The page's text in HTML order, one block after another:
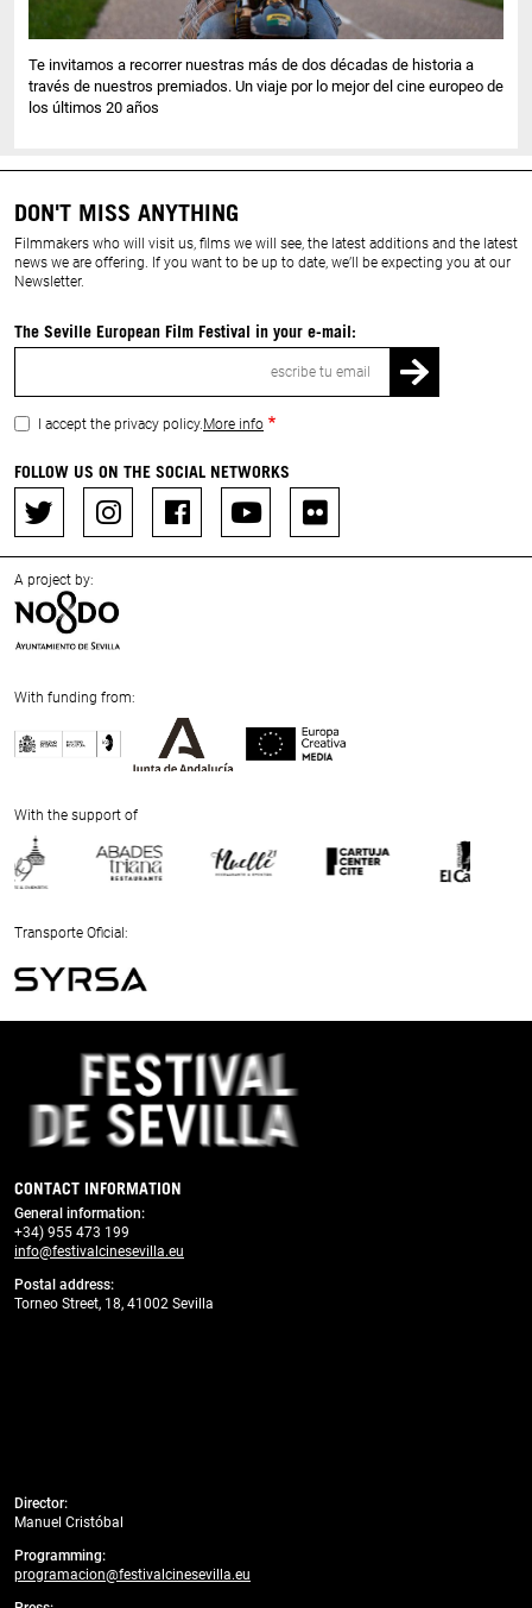
Te invitamos a recorrer nuestras más de dos décadas de historia a
través de nuestros premiados. Un viaje por lo mejor del cine europeo de
los últimos 20 años
DON'T MISS ANYTHING
Filmmakers who will visit us, films we will see, the latest additions and the latest
news we are offering. If you want to be up to date, we’ll be expecting you at our
Newsletter.
The Seville European Film Festival in your e-mail:
I accept the privacy policy. More info
FOLLOW US ON THE SOCIAL NETWORKS
A project by:
With funding from:
Next
With the support of
Next
Transporte Oficial:
Previous
CONTACT INFORMATION
General information:
+34) 955 473 199
info@festivalcinesevilla.eu
Postal address:
Torneo Street, 18, 41002 Sevilla
Director:
Manuel Cristóbal
Programming:
programacion@festivalcinesevilla.eu